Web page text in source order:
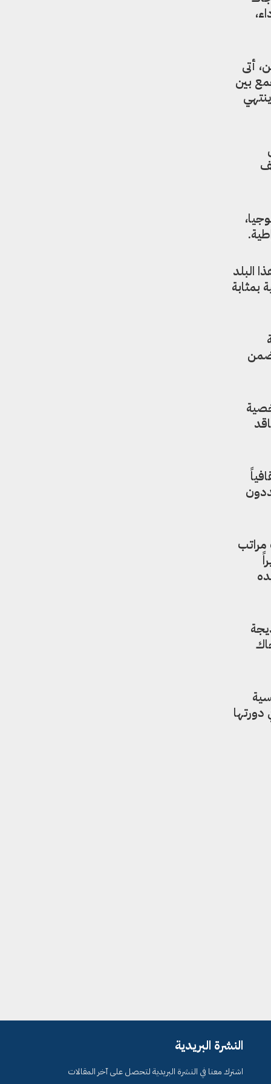
أتى
بين
البلد
يمنية بمثابة
عدني” ضمن
مراتب
جاك
دورتها
النشرة البريدية
اشترك معنا في النشرة البريدية لتحصل على آخر المقالات